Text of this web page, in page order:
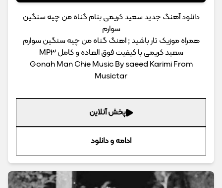
دانلود آهنگ جدید سعید کریمی بنام گناه من چیه سنگین
سوارم
همراه موزیک تار باشید ; اهنگ گناه من چیه سنگین سوارم
سعید کریمی با کیفیت فوق العاده و کامل MP3
Gonah Man Chie Music By saeed Karimi From
Musictar
پخش آنلاین
ادامه و دانلود